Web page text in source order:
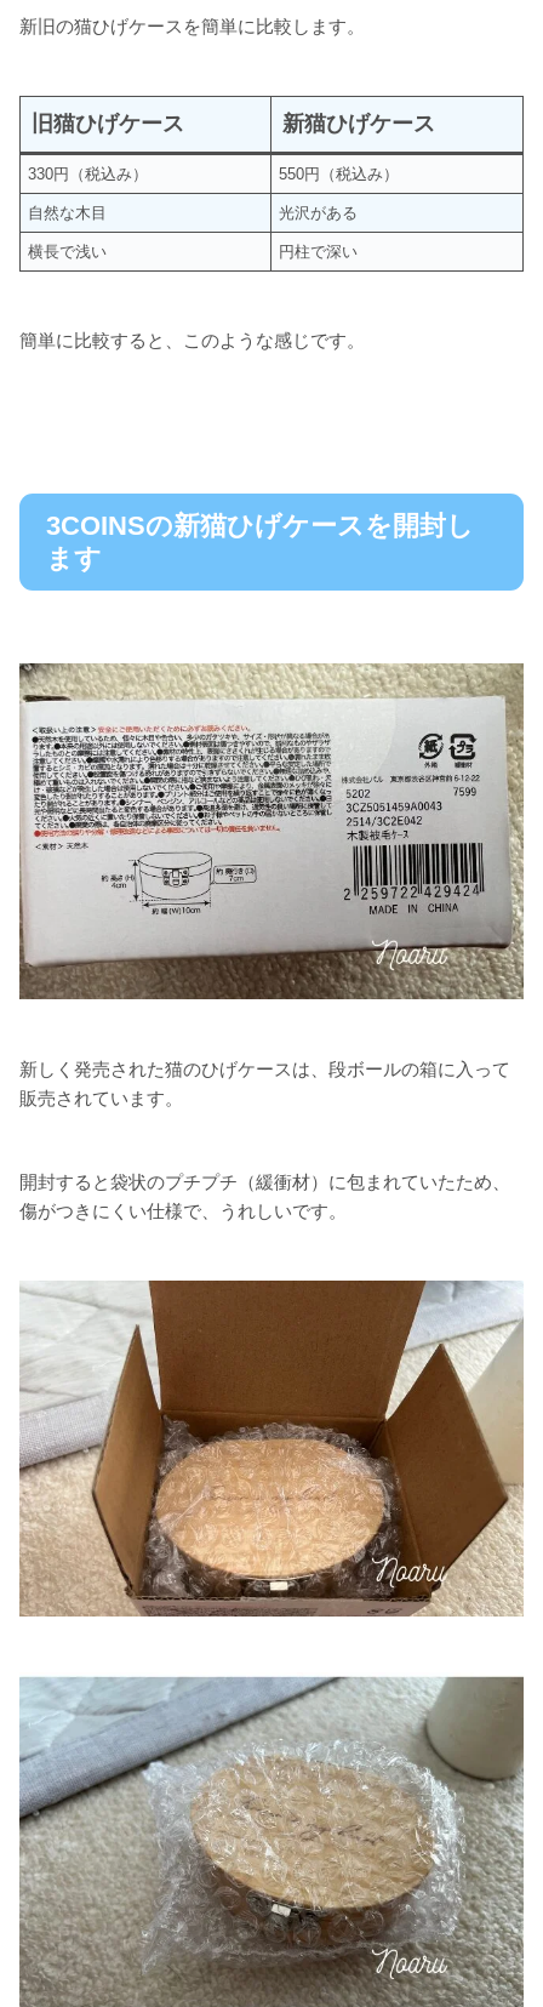
新旧の猫ひげケースを簡単に比較します。
旧猫ひげケース 新猫ひげケース
330円（税込み） 550円（税込み）
自然な木目 光沢がある
横長で浅い 円柱で深い
簡単に比較すると、このような感じです。
3COINSの新猫ひげケースを開封し
ます
新しく発売された猫のひげケースは、段ボールの箱に入って
販売されています。
開封すると袋状のプチプチ（緩衝材）に包まれていたため、
傷がつきにくい仕様で、うれしいです。